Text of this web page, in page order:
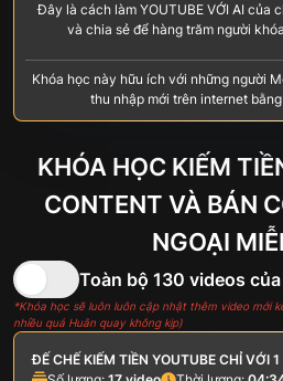
KHÓA HỌC KIẾM
CONTENT VÀ BÁN
NGOẠI
Toàn bộ 130 videos
*Khóa học sẽ luôn luôn cập nhật thêm video mới
nhiều quá Huân quay không kịp)
ĐẾ CHẾ KIẾM TIỀN YOUTUBE CHỈ VỚI
Đây là cách làm YOUTUBE VỚI AI của
và chia sẻ để hàng trăm người
Khóa học này hữu ích với những người
thu nhập mới trên internet